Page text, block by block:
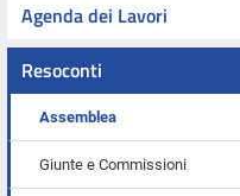
Agenda dei Lavori
Resoconti
Assemblea
Giunte e Commissioni